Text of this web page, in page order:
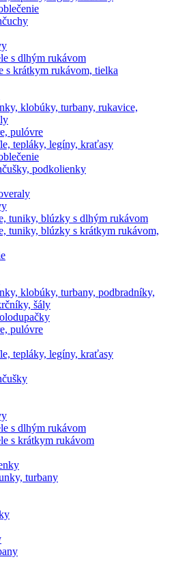
s dlhým rukávom
s krátkym rukávom, tielka
klobúky, turbany, rukavice,
pulóvre
tepláky, legíny, kraťasy
podkolienky
tuniky, blúzky s dlhým rukávom
tuniky, blúzky s krátkym rukávom,
klobúky, turbany, podbradníky,
šály
pulóvre
tepláky, legíny, kraťasy
s dlhým rukávom
s krátkym rukávom
turbany